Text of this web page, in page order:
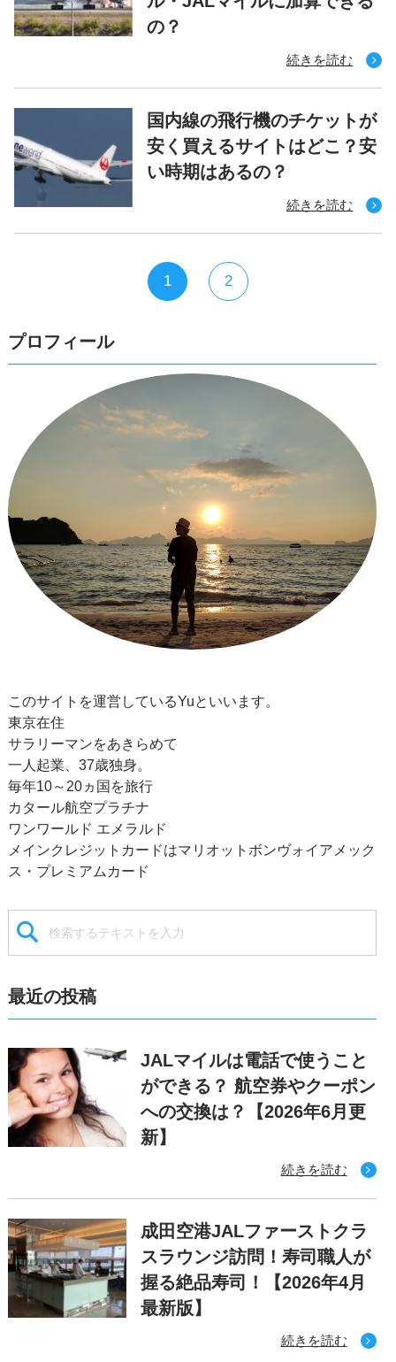
の？
続きを読む
国内線の飛行機のチケットが
安く買えるサイトはどこ？安
い時期はあるの？
続きを読む
1 2
プロフィール
このサイトを運営しているYuといいます。
東京在住
サラリーマンをあきらめて
一人起業、37歳独身。
毎年10～20ヵ国を旅行
カタール航空プラチナ
ワンワールド エメラルド
メインクレジットカードはマリオットボンヴォイアメック
ス・プレミアムカード
最近の投稿
JALマイルは電話で使うこと
ができる？ 航空券やクーポン
への交換は？【2026年6月更
新】
続きを読む
成田空港JALファーストクラ
スラウンジ訪問！寿司職人が
握る絶品寿司！【2026年4月
最新版】
続きを読む